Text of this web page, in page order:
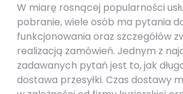
W miarę rosnącej popularności
pobranie, wiele osób ma pytania
funkcjonowania oraz szczegółów
realizacją zamówień. Jednym z
zadawanych pytań jest to, jak
dostawa przesyłki. Czas dostawy